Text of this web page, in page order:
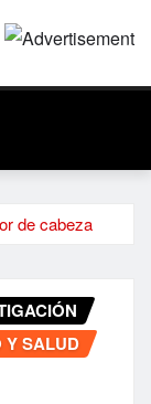
de cabeza
Y SALUD